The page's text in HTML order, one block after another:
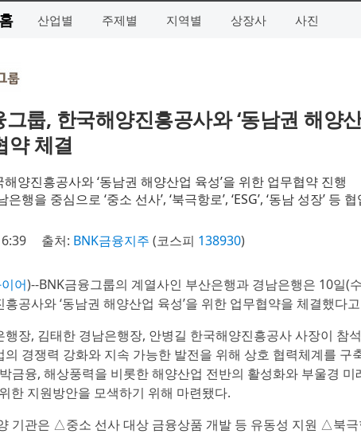
산업별 주제별 지역별 상장사 사진
룹, 한국해양진흥공사와 ‘동남권 해양
약 체결
양진흥공사와 ‘동남권 해양산업 육성’을 위한 업무협약 진행
행을 중심으로 ‘중소 선사’, ‘북극항로’, ‘ESG’, ‘동남 성장’ 등
출처: BNK금융지주 (코스피 138930)
어)--BNK금융그룹의 계열사인 부산은행과 경남은행은 10일(
공사와 ‘동남권 해양산업 육성’을 위한 업무협약을 체결했다
행장, 김태한 경남은행장, 안병길 한국해양진흥공사 사장이 참
의 경쟁력 강화와 지속 가능한 발전을 위해 상호 협력체계를 구
금융, 해상풍력을 비롯한 해양산업 전반의 활성화와 부울경 미
한 지원방안을 모색하기 위해 마련됐다.
기관은 △중소 선사 대상 금융상품 개발 등 유동성 지원 △북